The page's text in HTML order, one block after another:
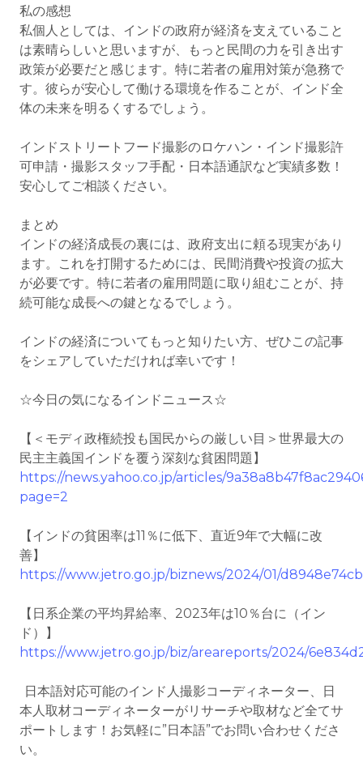
私の感想
私個人としては、インドの政府が経済を支えていること
は素晴らしいと思いますが、もっと民間の力を引き出す
政策が必要だと感じます。特に若者の雇用対策が急務で
す。彼らが安心して働ける環境を作ることが、インド全
体の未来を明るくするでしょう。
インドストリートフード撮影のロケハン・インド撮影許
可申請・撮影スタッフ手配・日本語通訳など実績多数！
安心してご相談ください。
まとめ
インドの経済成長の裏には、政府支出に頼る現実があり
ます。これを打開するためには、民間消費や投資の拡大
が必要です。特に若者の雇用問題に取り組むことが、持
続可能な成長への鍵となるでしょう。
インドの経済についてもっと知りたい方、ぜひこの記事
をシェアしていただければ幸いです！
☆今日の気になるインドニュース☆
【＜モディ政権続投も国民からの厳しい目＞世界最大の
民主主義国インドを覆う深刻な貧困問題】
https://news.yahoo.co.jp/articles/
page=2
【インドの貧困率は11％に低下、直近9年で大幅に改
善】
https://www.jetro.go.jp/biznews/2024/01/
【日系企業の平均昇給率、2023年は10％台に（イン
ド）】
https://www.jetro.go.jp/biz/areareports/2024/
日本語対応可能のインド人撮影コーディネーター、日
本人取材コーディネーターがリサーチや取材など全てサ
ポートします！お気軽に”日本語”でお問い合わせくださ
い。